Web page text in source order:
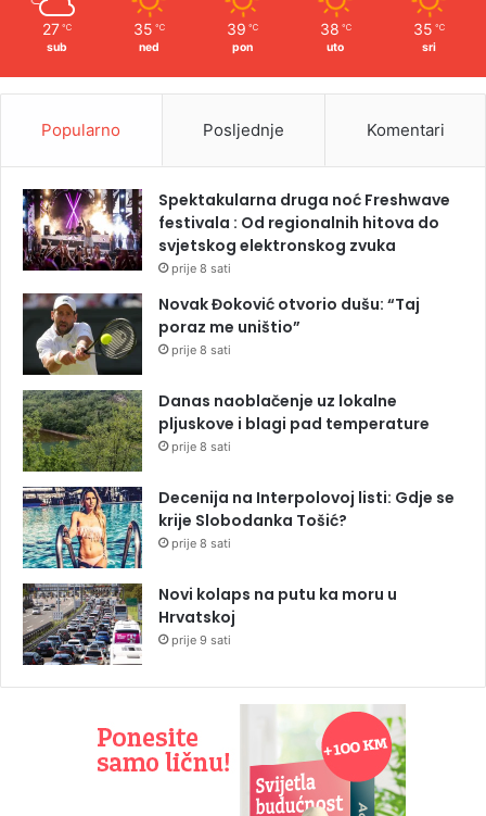
27 ℃
sub
35 ℃
ned
39 ℃
pon
38 ℃
uto
35 ℃
sri
Popularno Posljednje Komentari
Spektakularna druga noć Freshwave
festivala : Od regionalnih hitova do
svjetskog elektronskog zvuka
prije 8 sati
Novak Đoković otvorio dušu: “Taj
poraz me uništio”
prije 8 sati
Danas naoblačenje uz lokalne
pljuskove i blagi pad temperature
prije 8 sati
Decenija na Interpolovoj listi: Gdje se
krije Slobodanka Tošić?
prije 8 sati
Novi kolaps na putu ka moru u
Hrvatskoj
prije 9 sati